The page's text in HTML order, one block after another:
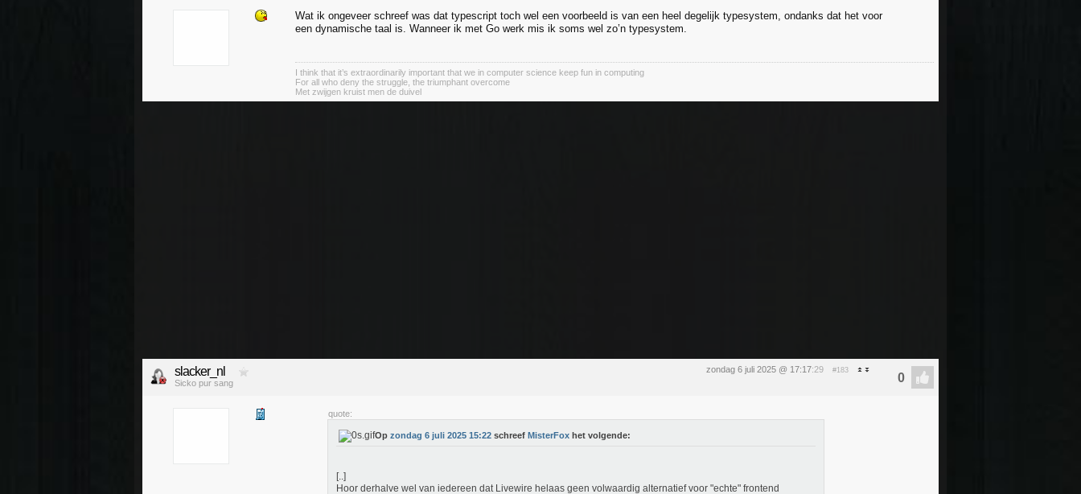
Wat ik ongeveer schreef was dat typescript toch wel een voorbeeld is van een heel degelijk typesystem, ondanks dat het voor
een dynamische taal is. Wanneer ik met Go werk mis ik soms wel zo’n typesystem.
I think that it’s extraordinarily important that we in computer science keep fun in computing
For all who deny the struggle, the triumphant overcome
Met zwijgen kruist men de duivel
zondag 6 juli 2025 @ 17:17:29 #183
slacker_nl
Sicko pur sang
quote:
Op zondag 6 juli 2025 15:22 schreef MisterFox het volgende:
[..]
Hoor derhalve wel van iedereen dat Livewire helaas geen volwaardig alternatief voor "echte" frontend